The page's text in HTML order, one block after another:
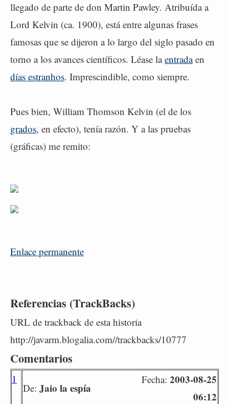
llegado de parte de don Martin Pawley. Atribuída a
Lord Kelvin (ca. 1900), está entre algunas frases
famosas que se dijeron a lo largo del siglo pasado en
torno a los avances científicos. Léase laentradaen
días estranhos. Imprescindible, como siempre.
Pues bien, William Thomson Kelvin (el de los
grados, en efecto), tenía razón. Y a las pruebas
(gráficas) me remito:
Enlace permanente
Referencias (TrackBacks)
URL de trackback de esta historia
http://javarm.blogalia.com//trackbacks/10777
Comentarios
1
De: Jaio la espía
Fecha: 2003-08-25
06:12